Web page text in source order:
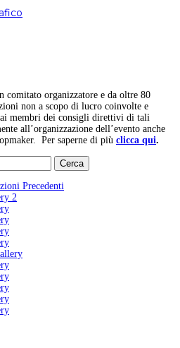
comitato organizzatore e da oltre 80
non a scopo di lucro coinvolte e
membri dei consigli direttivi di tali
all’organizzazione dell’evento anche
Per saperne di più clicca qui.
Precedenti
2